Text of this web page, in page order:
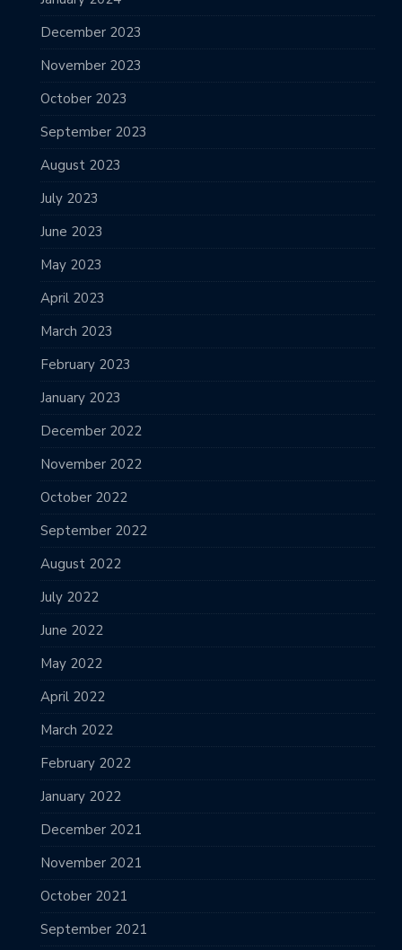
December 2023
November 2023
October 2023
September 2023
August 2023
July 2023
June 2023
May 2023
April 2023
March 2023
February 2023
January 2023
December 2022
November 2022
October 2022
September 2022
August 2022
July 2022
June 2022
May 2022
April 2022
March 2022
February 2022
January 2022
December 2021
November 2021
October 2021
September 2021